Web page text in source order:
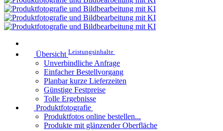
Übersicht Leistungsinhalte
Unverbindliche Anfrage
Einfacher Bestellvorgang
Planbar kurze Lieferzeiten
Günstige Festpreise
Tolle Ergebnisse
Produktfotografie
Produktfotos online bestellen...
Produkte mit glänzender Oberfläche